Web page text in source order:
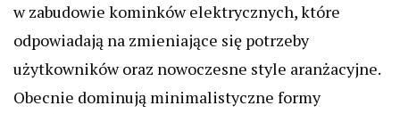
w zabudowie kominków elektrycznych, które
odpowiadają na zmieniające się potrzeby
użytkowników oraz nowoczesne style aranżacyjne.
Obecnie dominują minimalistyczne formy